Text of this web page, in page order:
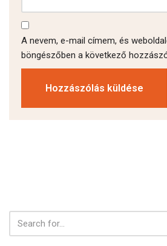
A nevem, e-mail címem, és
böngészőben a következő